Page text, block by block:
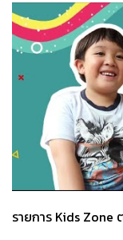
รายการ Kids Zone